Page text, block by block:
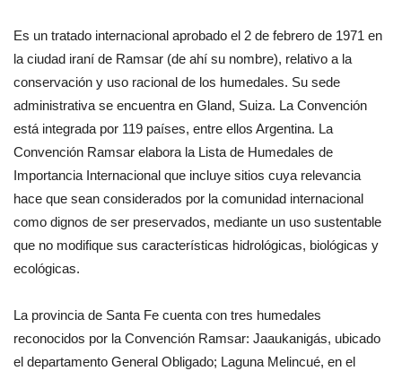
Es un tratado internacional aprobado el 2 de febrero de 1971 en
la ciudad iraní de Ramsar (de ahí su nombre), relativo a la
conservación y uso racional de los humedales. Su sede
administrativa se encuentra en Gland, Suiza. La Convención
está integrada por 119 países, entre ellos Argentina. La
Convención Ramsar elabora la Lista de Humedales de
Importancia Internacional que incluye sitios cuya relevancia
hace que sean considerados por la comunidad internacional
como dignos de ser preservados, mediante un uso sustentable
que no modifique sus características hidrológicas, biológicas y
ecológicas.
La provincia de Santa Fe cuenta con tres humedales
reconocidos por la Convención Ramsar: Jaaukanigás, ubicado
el departamento General Obligado; Laguna Melincué, en el